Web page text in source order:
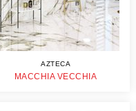
AZTECA
MACCHIA VECCHIA